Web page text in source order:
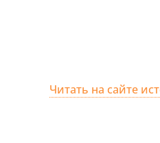
Читать на сайте